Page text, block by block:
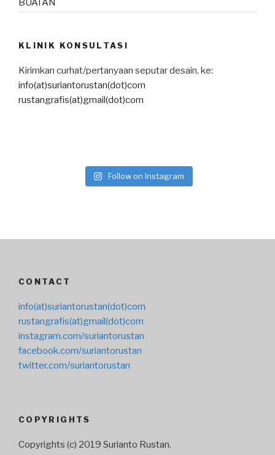
KLINIK KONSULTASI
Kirimkan curhat/pertanyaan seputar desain, ke:
info(at)suriantorustan(dot)com
rustangrafis(at)gmail(dot)com
Follow on Instagram
CONTACT
info(at)suriantorustan(dot)com
rustangrafis(at)gmail(dot)com
instagram.com/suriantorustan
facebook.com/suriantorustan
twitter.com/suriantorustan
COPYRIGHTS
Copyrights (c) 2019 Surianto Rustan.